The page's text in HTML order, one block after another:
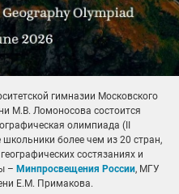
гимназии Московского
М.В. Ломоносова состоится
олимпиада (II
более чем из 20 стран,
состязаниях и
– Минпросвещения России, МГУ
Е.М. Примакова.